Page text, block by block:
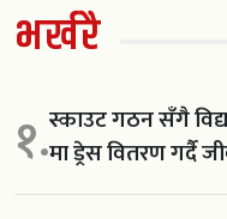
भर्खरै
१.स्काउट गठन सँगै
मा ड्रेस वितरण गर्दै